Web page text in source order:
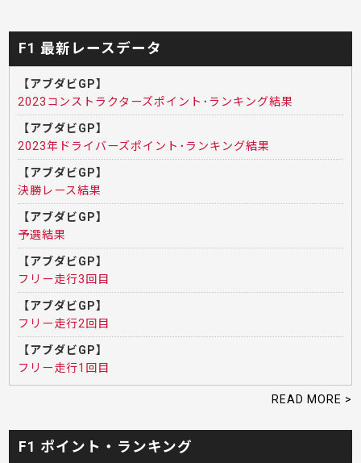
F1 最新レースデータ
【アブダビGP】
2023コンストラクターズポイント･ランキング結果
【アブダビGP】
2023年ドライバーズポイント･ランキング結果
【アブダビGP】
決勝レース結果
【アブダビGP】
予選結果
【アブダビGP】
フリー走行3回目
【アブダビGP】
フリー走行2回目
【アブダビGP】
フリー走行1回目
READ MORE >
F1 ポイント・ランキング